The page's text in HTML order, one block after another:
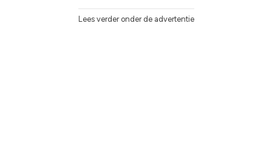
Lees verder onder de advertentie